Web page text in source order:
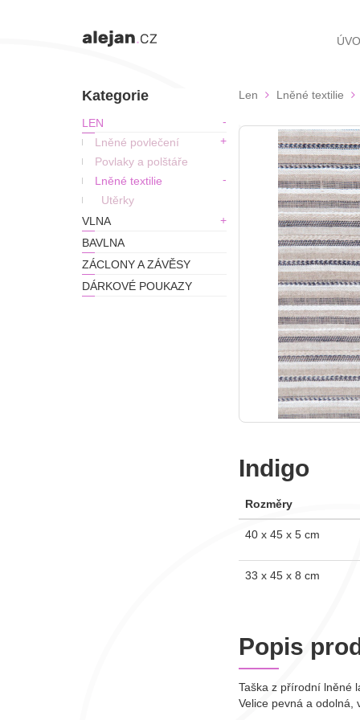
Kategorie
LEN
Lněné povlečení
Povlaky a polštáře
Lněné textilie
Utěrky
VLNA
BAVLNA
ZÁCLONY A ZÁVĚSY
DÁRKOVÉ POUKAZY
Len Lněné textilie
Indigo
Rozměry
40 x 45 x 5 cm
33 x 45 x 8 cm
Popis
Taška z přírodní lněné
Velice pevná a odolná,